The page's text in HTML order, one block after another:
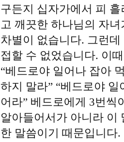
구든지 십자가에서 피
고 깨끗한 하나님의 자
차별이 없습니다. 그런
접할 수 없었습니다. 이
“베드로야 일어나 잡아
하지 말라” “베드로야
어라” 베드로에게 3번씩
알아들어서가 아니라 이
한 말씀이기 때문입니다